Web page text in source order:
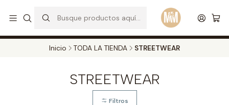
Envios a todo el pais. Opcion EXPRESS en Medellin y Bogota Leer más
Inicio TODA LA TIENDA STREETWEAR
STREETWEAR
Filtros